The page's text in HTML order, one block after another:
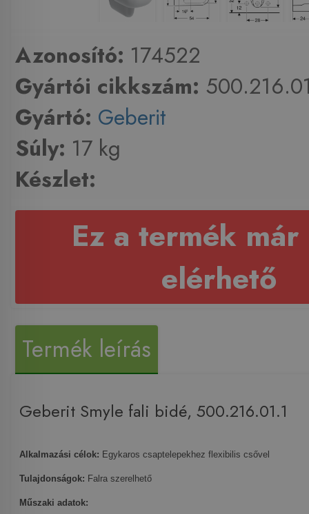
Azonosító: 174522
Gyártói cikkszám:
Gyártó: Geberit
Súly: 17 kg
Készlet:
Ez a termék már
elérhető
Termék leírás
Geberit Smyle fali bidé, 500.216.01.1
Alkalmazási célok: Egykaros csaptelepekhez flexibilis csővel
Tulajdonságok: Falra szerelhető
Műszaki adatok: